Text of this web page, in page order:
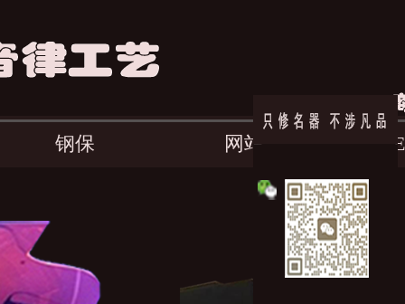
钢保 网站